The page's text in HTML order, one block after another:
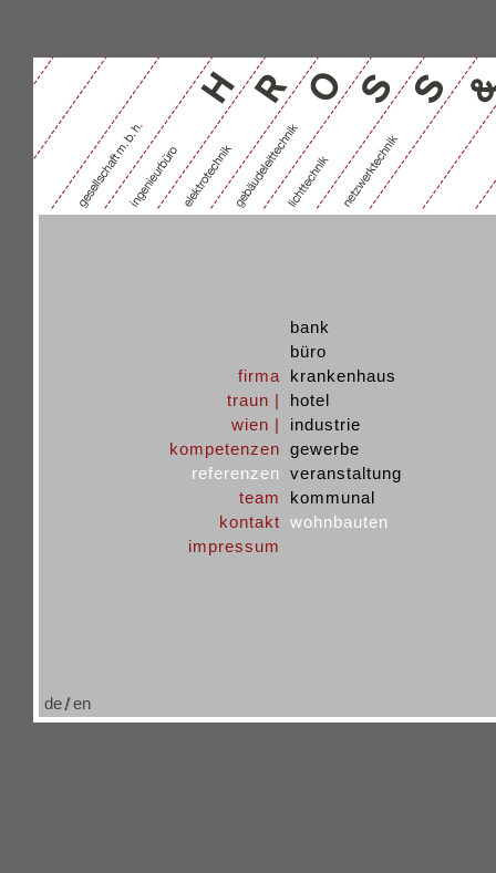
de en
firma
traun |
wien |
kompetenzen
referenzen
bank
büro
krankenhaus
hotel
industrie
gewerbe
veranstaltung
kommunal
wohnbauten
team
kontakt
impressum